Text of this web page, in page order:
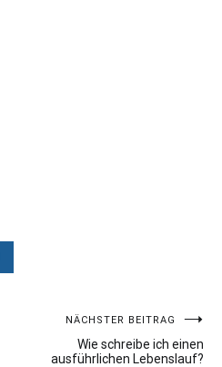
NÄCHSTER BEITRAG
Wie schreibe ich einen
ausführlichen Lebenslauf?